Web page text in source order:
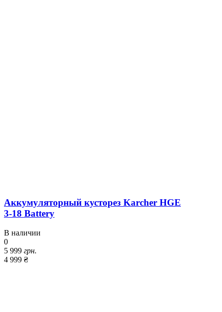
Аккумуляторный кусторез Karcher HGE
3-18 Battery
В наличии
0
5 999 грн.
4 999 ₴